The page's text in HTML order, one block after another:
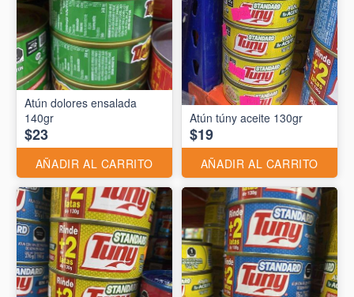
Atún dolores ensalada
140gr
$23
AÑADIR AL CARRITO
Atún túny aceite 130gr
$19
AÑADIR AL CARRITO